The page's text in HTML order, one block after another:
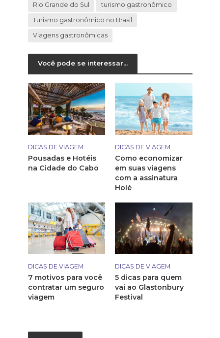
Rio Grande do Sul turismo gastronômico
Turismo gastronômico no Brasil
Viagens gastronômicas
Você pode se interessar...
DICAS DE VIAGEM
Pousadas e Hotéis
na Cidade do Cabo
DICAS DE VIAGEM
Como economizar
em suas viagens
com a assinatura
Holé
DICAS DE VIAGEM
7 motivos para você
contratar um seguro
viagem
DICAS DE VIAGEM
5 dicas para quem
vai ao Glastonbury
Festival